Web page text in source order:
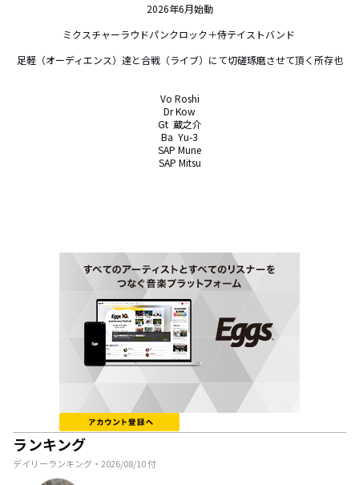
2026年6月始動
ミクスチャーラウドパンクロック＋侍テイストバンド
足軽（オーディエンス）達と合戦（ライブ）にて切磋琢磨させて頂く所存也
Vo Roshi
Dr Kow
Gt  蔵之介
Ba  Yu-3
SAP Mune
SAP Mitsu
ランキング
デイリーランキング・ 2026/08/10付